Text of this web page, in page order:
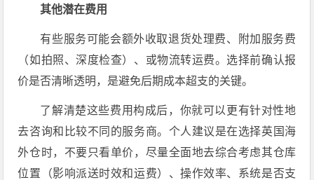
其他潜在费用
有些服务可能会额外收取退货处理费、附加服务费
（如拍照、深度检查）、或物流转运费。选择前确认报
价是否清晰透明，是避免后期成本超支的关键。
了解清楚这些费用构成后，你就可以更有针对性地
去咨询和比较不同的服务商。个人建议是在选择英国海
外仓时，不要只看单价，尽量全面地去综合考虑其仓库
位置（影响派送时效和运费）、操作效率、系统是否支